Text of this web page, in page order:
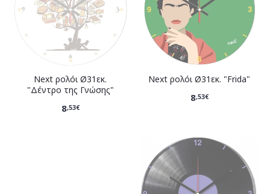
Νext ρολόι Ø31εκ.
"Δέντρο της Γνώσης"
8,53€
Νext ρολόι Ø31εκ. "Frida"
8,53€